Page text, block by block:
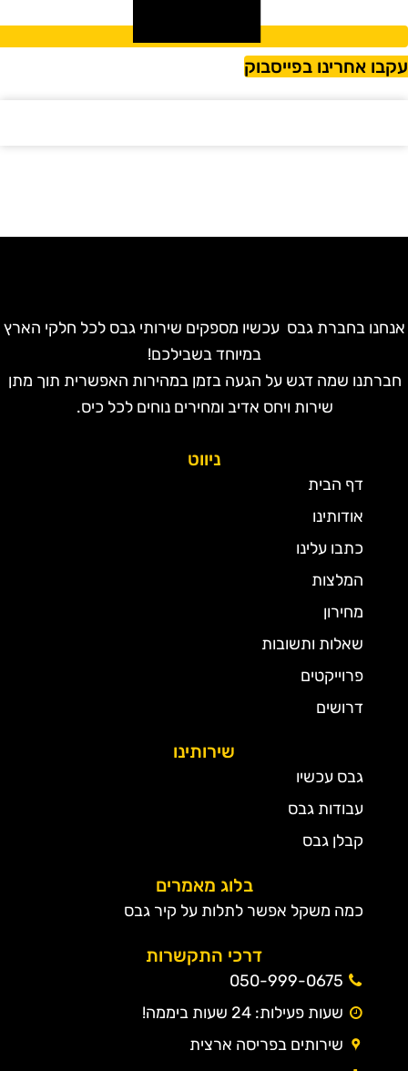
אחרינו בפייסבוק
בחברת גבס עכשיו מספקים שירותי גבס לכל חלקי הארץ
במיוחד בשבילכם!
חברתנו שמה דגש על הגעה בזמן במהירות האפשרית תוך מתן
שירות ויחס אדיב ומחירים נוחים לכל כיס.
ניווט
דף הבית
אודותינו
כתבו עלינו
המלצות
מחירון
שאלות ותשובות
פרוייקטים
דרושים
שירותינו
גבס עכשיו
עבודות גבס
קבלן גבס
בלוג מאמרים
כמה משקל אפשר לתלות על קיר גבס
דרכי התקשרות
050-999-0675
שעות פעילות: 24 שעות ביממה!
שירותים בפריסה ארצית